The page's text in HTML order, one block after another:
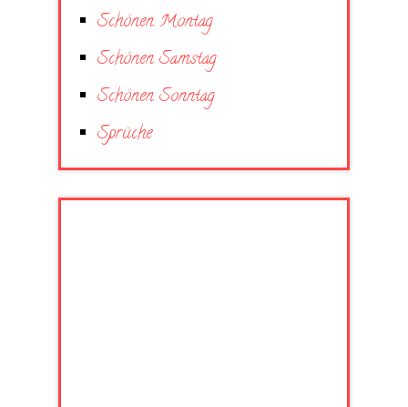
Schönen Montag
Schönen Samstag
Schönen Sonntag
Sprüche